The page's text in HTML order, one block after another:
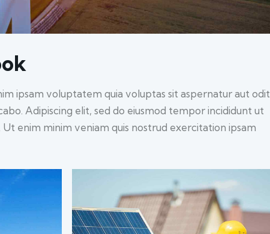
ipsam voluptatem quia voluptas sit aspernatur aut odit
Adipiscing elit, sed do eiusmod tempor incididunt ut
enim minim veniam quis nostrud exercitation ipsam